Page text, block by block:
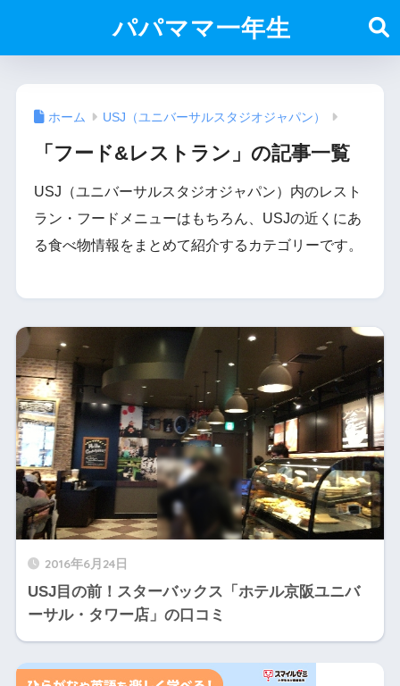
パパママ一年生
ホーム USJ（ユニバーサルスタジオジャパン）
「フード&レストラン」の記事一覧
USJ（ユニバーサルスタジオジャパン）内のレスト
ラン・フードメニューはもちろん、USJの近くにあ
る食べ物情報をまとめて紹介するカテゴリーです。
2016年6月24日
USJ目の前！スターバックス「ホテル京阪ユニバ
ーサル・タワー店」の口コミ